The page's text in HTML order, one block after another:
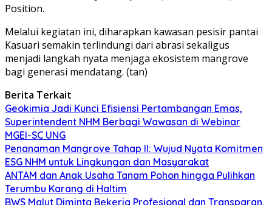
Position.
Melalui kegiatan ini, diharapkan kawasan pesisir pantai
Kasuari semakin terlindungi dari abrasi sekaligus
menjadi langkah nyata menjaga ekosistem mangrove
bagi generasi mendatang. (tan)
Berita Terkait
Geokimia Jadi Kunci Efisiensi Pertambangan Emas,
Superintendent NHM Berbagi Wawasan di Webinar
MGEI-SC UNG
Penanaman Mangrove Tahap II: Wujud Nyata Komitmen
ESG NHM untuk Lingkungan dan Masyarakat
ANTAM dan Anak Usaha Tanam Pohon hingga Pulihkan
Terumbu Karang di Haltim
BWS Malut Diminta Bekerja Profesional dan Transparan,